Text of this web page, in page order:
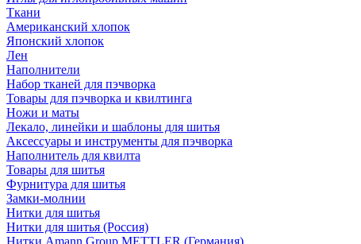
Ткани
Американский хлопок
Японский хлопок
Лен
Наполнители
Набор тканей для пэчворка
Товары для пэчворка и квилтинга
Ножи и маты
Лекало, линейки и шаблоны для шитья
Аксессуары и инструменты для пэчворка
Наполнитель для квилта
Товары для шитья
Фурнитура для шитья
Замки-молнии
Нитки для шитья
Нитки для шитья (Россия)
Нитки Amann Group METTLER (Германия)